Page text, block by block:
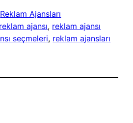
Reklam Ajansları
reklam ajansı, reklam ajansı
seçmeleri, reklam ajansları